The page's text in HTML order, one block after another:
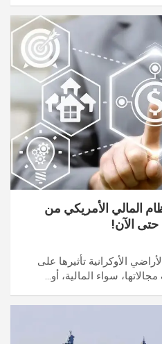
المالي الأمريكي من
حتى الآن!
الأوكرانية تأثيرها على
سواء المالية، أو…